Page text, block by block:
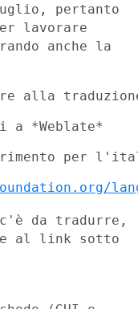
pertanto
lavorare
anche la
alla
*Weblate*
per
da tradurre,
al link sotto